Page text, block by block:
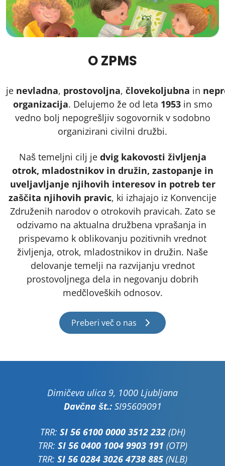
O ZPMS
je nevladna, prostovoljna, človekoljubna in
organizacija. Delujemo že od leta 1953 in smo
vedno bolj nepogrešljiv sogovornik v sodobno
organizirani civilni družbi.
Naš temeljni cilj jedvig kakovosti življenja
otrok, mladostnikov in družin, zastopanje in
uveljavljanje njihovih interesov in potreb ter
zaščita njihovih pravic, ki izhajajo iz Konvencije
Združenih narodov o otrokovih pravicah. Zato se
odzivamo na aktualna družbena vprašanja in
prispevamo k oblikovanju pozitivnih vrednot
življenja, otrok, mladostnikov in družin. Naše
delovanje temelji na razvijanju vrednot
prostovoljnega dela in negovanju dobrih
medčloveških odnosov.
Preberi več o nas
Dimičeva ulica 9, 1000 Ljubljana
Davčna št.:SI95609091
TRR: SI 56 6100 0000 3512 232(DH)
TRR: SI 56 0400 1004 9903 191 (OTP)
TRR: SI 56 0284 3026 4738 885 (NLB)